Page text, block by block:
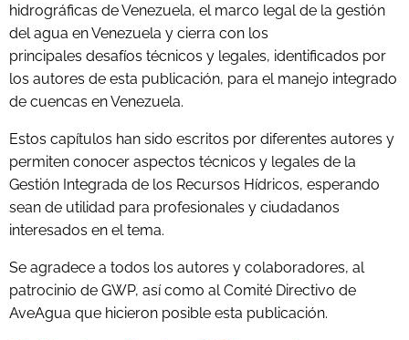
hidrográficas de Venezuela, el marco legal de la gestión
del agua en Venezuela y cierra con los
principales desafíos técnicos y legales, identificados por
los autores de esta publicación, para el manejo integrado
de cuencas en Venezuela.
Estos capítulos han sido escritos por diferentes autores y
permiten conocer aspectos técnicos y legales de la
Gestión Integrada de los Recursos Hídricos, esperando
sean de utilidad para profesionales y ciudadanos
interesados en el tema.
Se agradece a todos los autores y colaboradores, al
patrocinio de GWP, asícomo al Comité Directivo de
AveAgua que hicieron posible esta publicación.